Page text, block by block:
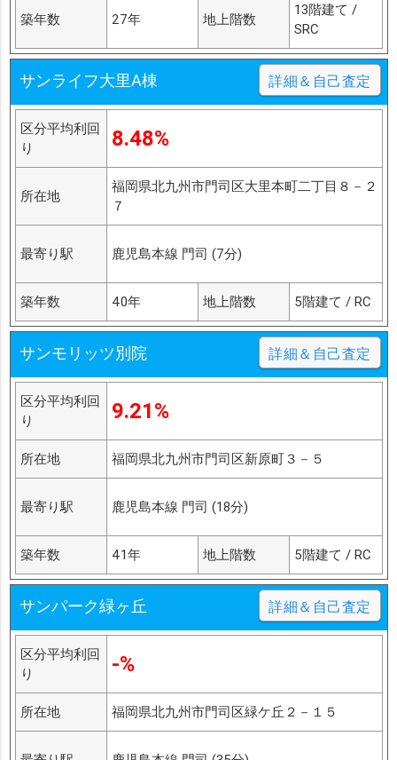
築年数 27年 地上階数
13階建て /
SRC
サンライフ大里A棟 詳細＆自己査定
区分平均利回
り
8.48%
所在地
福岡県北九州市門司区大里本町二丁目８－２
７
最寄り駅 鹿児島本線 門司 (7分)
築年数 40年 地上階数 5階建て / RC
サンモリッツ別院 詳細＆自己査定
区分平均利回
り
9.21%
所在地 福岡県北九州市門司区新原町３－５
最寄り駅 鹿児島本線 門司 (18分)
築年数 41年 地上階数 5階建て / RC
サンパーク緑ヶ丘 詳細＆自己査定
区分平均利回
り
-%
所在地 福岡県北九州市門司区緑ケ丘２－１５